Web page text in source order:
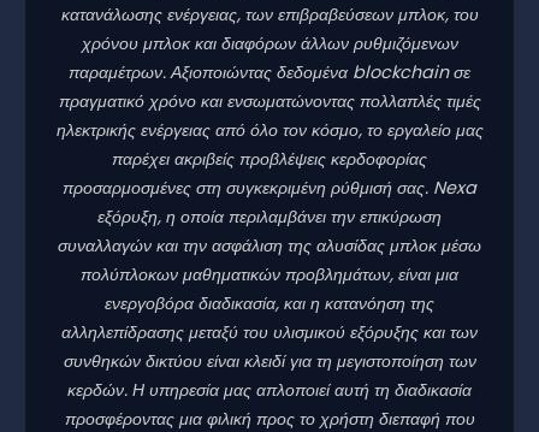
κατανάλωσης ενέργειας, των επιβραβεύσεων μπλοκ, του
χρόνου μπλοκ και διαφόρων άλλων ρυθμιζόμενων
παραμέτρων. Αξιοποιώντας δεδομένα blockchain σε
πραγματικό χρόνο και ενσωματώνοντας πολλαπλές τιμές
ηλεκτρικής ενέργειας από όλο τον κόσμο, το εργαλείο μας
παρέχει ακριβείς προβλέψεις κερδοφορίας
προσαρμοσμένες στη συγκεκριμένη ρύθμισή σας. Nexa
εξόρυξη, η οποία περιλαμβάνει την επικύρωση
συναλλαγών και την ασφάλιση της αλυσίδας μπλοκ μέσω
πολύπλοκων μαθηματικών προβλημάτων, είναι μια
ενεργοβόρα διαδικασία, και η κατανόηση της
αλληλεπίδρασης μεταξύ του υλισμικού εξόρυξης και των
συνθηκών δικτύου είναι κλειδί για τη μεγιστοποίηση των
κερδών. Η υπηρεσία μας απλοποιεί αυτή τη διαδικασία
προσφέροντας μια φιλική προς το χρήστη διεπαφή που